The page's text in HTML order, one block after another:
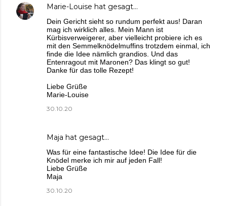
Marie-Louise hat gesagt…
Dein Gericht sieht so rundum perfekt aus! Daran
mag ich wirklich alles. Mein Mann ist
Kürbisverweigerer, aber vielleicht probiere ich es
mit den Semmelknödelmuffins trotzdem einmal, ich
finde die Idee nämlich grandios. Und das
Entenragout mit Maronen? Das klingt so gut!
Danke für das tolle Rezept!
Liebe Grüße
Marie-Louise
30.10.20
Maja hat gesagt…
Was für eine fantastische Idee! Die Idee für die
Knödel merke ich mir auf jeden Fall!
Liebe Grüße
Maja
30.10.20